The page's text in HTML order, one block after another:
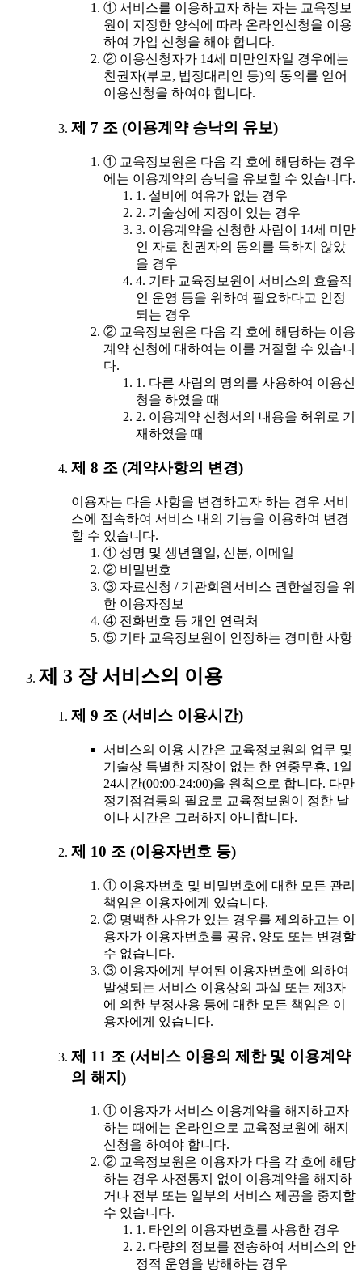
① 서비스를 이용하고자 하는 자는 교육정보
원이 지정한 양식에 따라 온라인신청을 이용
하여 가입 신청을 해야 합니다.
② 이용신청자가 14세 미만인자일 경우에는
친권자(부모, 법정대리인 등)의 동의를 얻어
이용신청을 하여야 합니다.
제 7 조 (이용계약 승낙의 유보)
① 교육정보원은 다음 각 호에 해당하는 경우
에는 이용계약의 승낙을 유보할 수 있습니다.
1. 설비에 여유가 없는 경우
2. 기술상에 지장이 있는 경우
3. 이용계약을 신청한 사람이 14세 미만
인 자로 친권자의 동의를 득하지 않았
을 경우
4. 기타 교육정보원이 서비스의 효율적
인 운영 등을 위하여 필요하다고 인정
되는 경우
② 교육정보원은 다음 각 호에 해당하는 이용
계약 신청에 대하여는 이를 거절할 수 있습니
다.
1. 다른 사람의 명의를 사용하여 이용신
청을 하였을 때
2. 이용계약 신청서의 내용을 허위로 기
재하였을 때
제 8 조 (계약사항의 변경)
이용자는 다음 사항을 변경하고자 하는 경우 서비
스에 접속하여 서비스 내의 기능을 이용하여 변경
할 수 있습니다.
① 성명 및 생년월일, 신분, 이메일
② 비밀번호
③ 자료신청 / 기관회원서비스 권한설정을 위
한 이용자정보
④ 전화번호 등 개인 연락처
⑤ 기타 교육정보원이 인정하는 경미한 사항
제 3 장 서비스의 이용
제 9 조 (서비스 이용시간)
서비스의 이용 시간은 교육정보원의 업무 및
기술상 특별한 지장이 없는 한 연중무휴, 1일
24시간(00:00-24:00)을 원칙으로 합니다. 다만
정기점검등의 필요로 교육정보원이 정한 날
이나 시간은 그러하지 아니합니다.
제 10 조 (이용자번호 등)
① 이용자번호 및 비밀번호에 대한 모든 관리
책임은 이용자에게 있습니다.
② 명백한 사유가 있는 경우를 제외하고는 이
용자가 이용자번호를 공유, 양도 또는 변경할
수 없습니다.
③ 이용자에게 부여된 이용자번호에 의하여
발생되는 서비스 이용상의 과실 또는 제3자
에 의한 부정사용 등에 대한 모든 책임은 이
용자에게 있습니다.
제 11 조 (서비스 이용의 제한 및 이용계약
의 해지)
① 이용자가 서비스 이용계약을 해지하고자
하는 때에는 온라인으로 교육정보원에 해지
신청을 하여야 합니다.
② 교육정보원은 이용자가 다음 각 호에 해당
하는 경우 사전통지 없이 이용계약을 해지하
거나 전부 또는 일부의 서비스 제공을 중지할
수 있습니다.
1. 타인의 이용자번호를 사용한 경우
2. 다량의 정보를 전송하여 서비스의 안
정적 운영을 방해하는 경우